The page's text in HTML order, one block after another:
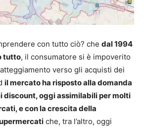
con tutto ciò? che dal 1994
tutto, il consumatore si è impoverito
verso gli acquisti dei
il mercato ha risposto alla domanda
discount, oggi assimilabili per molti
e con la crescita della
che, tra l’altro, oggi